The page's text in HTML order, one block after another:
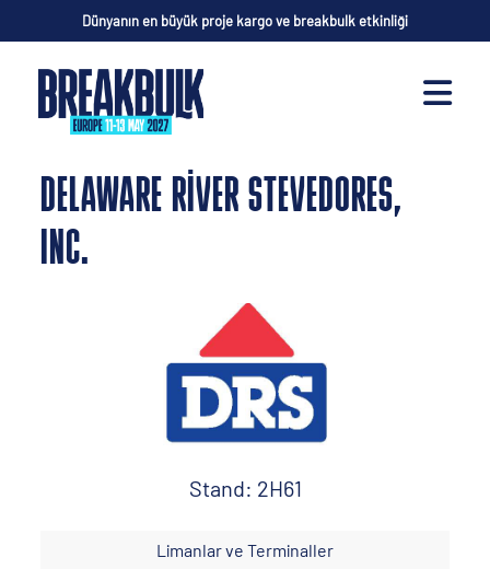
Dünyanın en büyük proje kargo ve breakbulk etkinliği
DELAWARE RIVER STEVEDORES,
INC.
Stand: 2H61
Limanlar ve Terminaller